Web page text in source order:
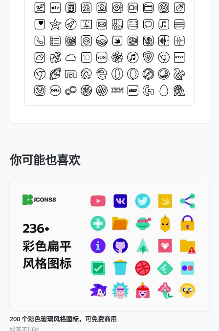
你可能也喜欢
200 个彩色玻璃风格图标，可免费商用